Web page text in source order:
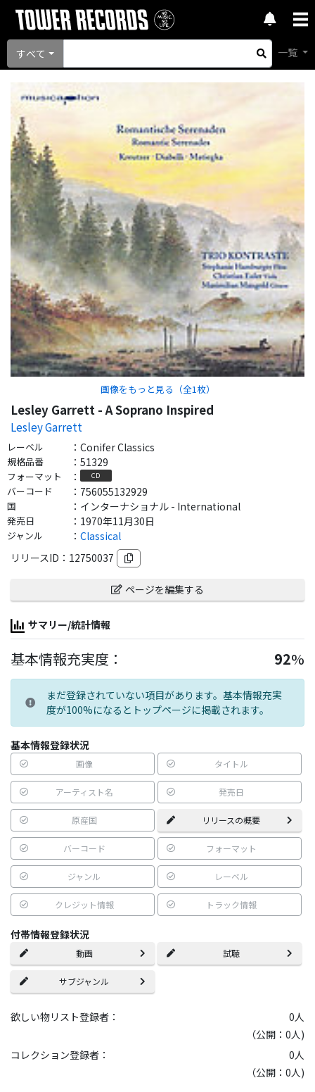
すべて 一覧
画像をもっと見る（全1 枚）
Lesley Garrett - A Soprano Inspired
Lesley Garrett
レーベル ： Conifer Classics
規格品番 ： 51329
フォーマット ： CD
バーコード ： 756055132929
国 ： インターナショナル - International
発売日 ： 1970年11月30日
ジャンル ： Classical
リリースID： 12750037
ページを編集する
サマリー/統計情報
基本情報充実度： 92%
まだ登録されていない項目があります。基本情報充実
度が100%になるとトップページに掲載されます。
基本情報登録状況
画像 タイトル
アーティスト名 発売日
原産国 リリースの概要
バーコード フォーマット
ジャンル レーベル
クレジット情報 トラック情報
付帯情報登録状況
動画 試聴
サブジャンル
欲しい物リスト登録者： 0人
（公開：0人)
コレクション登録者：
0人
（公開：0人)